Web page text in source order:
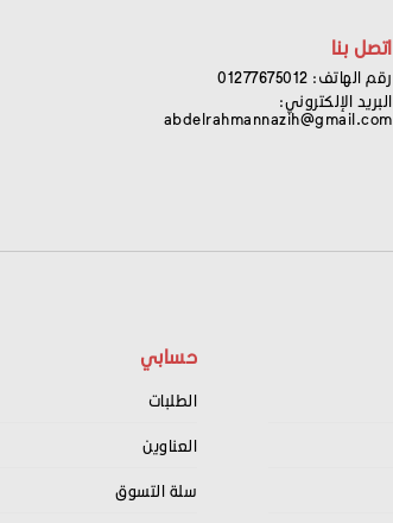
اتصل بنا
رقم الهاتف: 01277675012
البريد الإلكتروني:
abdelrahmannazih@gmail.com
حسابي
الطلبات
العناوين
سلة التسوق